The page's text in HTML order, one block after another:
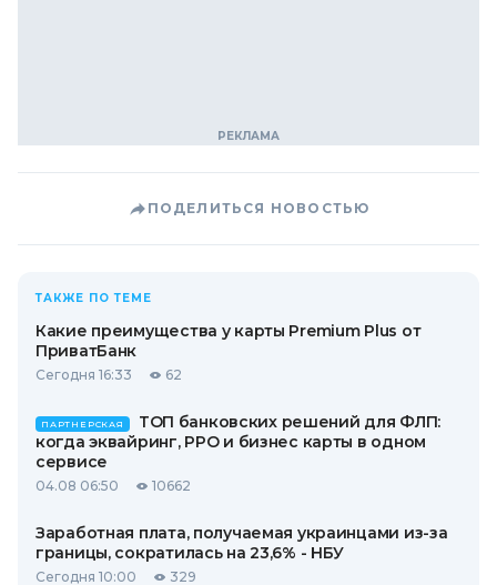
ПОДЕЛИТЬСЯ НОВОСТЬЮ
ТАКЖЕ ПО ТЕМЕ
Какие преимущества у карты Premium Plus от
ПриватБанк
Сегодня 16:33 62
ПАРТНЕРСКАЯ
ТОП банковских решений для ФЛП:
когда эквайринг, РРО и бизнес карты в одном
сервисе
04.08 06:50 10662
Заработная плата, получаемая украинцами из-за
границы, сократилась на 23,6% - НБУ
Сегодня 10:00 329